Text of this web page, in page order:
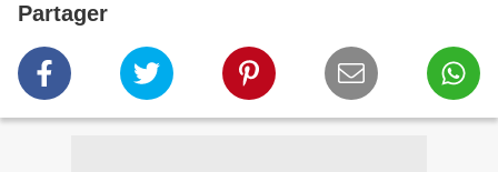
Partager